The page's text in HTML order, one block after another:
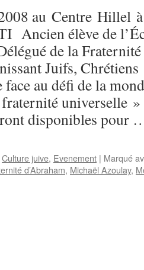
au Centre Hillel
Ancien élève de
de la Fraternité
Juifs,
face au défi de la
universelle »
disponibles pour
Culture juive, Evenement | Marqué
d’Abraham, Michaël Azoulay,